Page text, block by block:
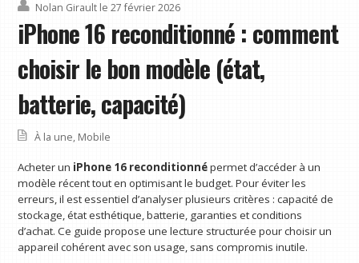
Nolan Girault le 27 février 2026
iPhone 16 reconditionné : comment
choisir le bon modèle (état,
batterie, capacité)
À la une, Mobile
Acheter un iPhone 16 reconditionnépermet d’accéder à un
modèle récent tout en optimisant le budget. Pour éviter les
erreurs, il est essentiel d’analyser plusieurs critères : capacité de
stockage, état esthétique, batterie, garanties et conditions
d’achat. Ce guide propose une lecture structurée pour choisir un
appareil cohérent avec son usage, sans compromis inutile.